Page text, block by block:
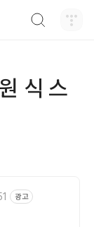
식 스
광고